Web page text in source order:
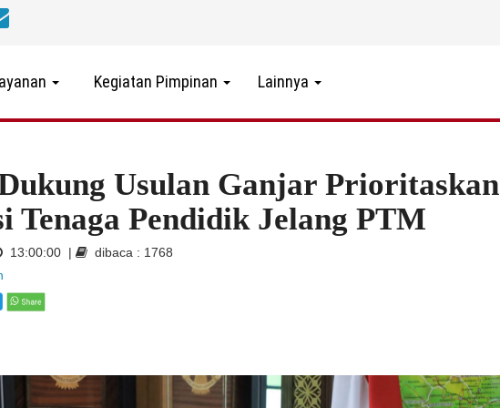
Kegiatan Pimpinan Lainnya
Usulan Ganjar Prioritaskan
Tenaga Pendidik Jelang PTM
13:00:00 |
dibaca : 1768